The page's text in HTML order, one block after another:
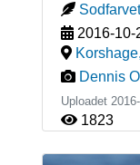
2016-10-
Dennis
Uploadet
1823